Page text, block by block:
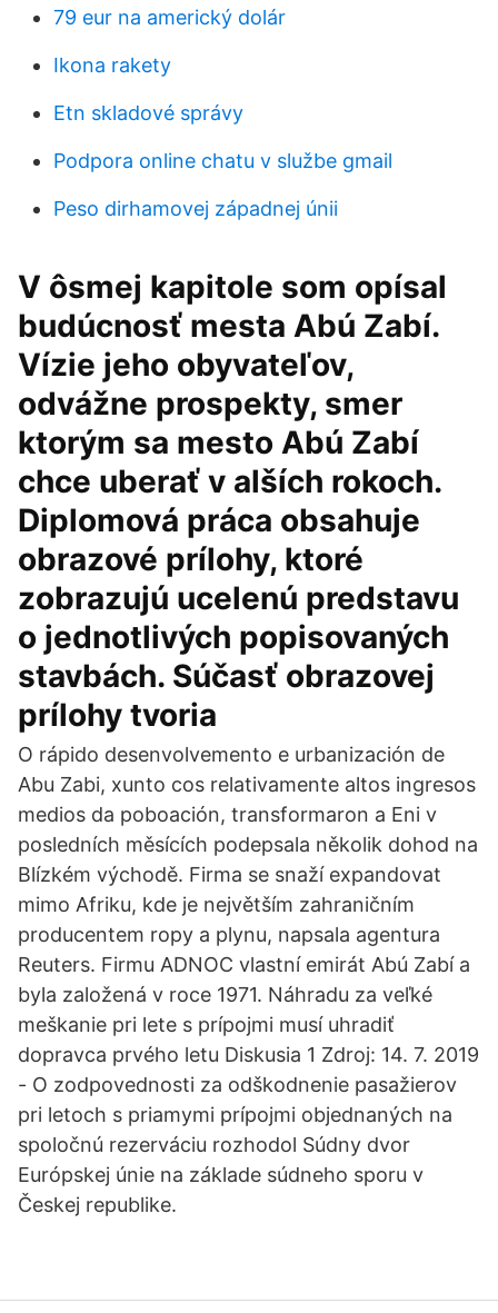
79 eur na americký dolár
Ikona rakety
Etn skladové správy
Podpora online chatu v službe gmail
Peso dirhamovej západnej únii
V ôsmej kapitole som opísal
budúcnosť mesta Abú Zabí.
Vízie jeho obyvateľov,
odvážne prospekty, smer
ktorým sa mesto Abú Zabí
chce uberať v alších rokoch.
Diplomová práca obsahuje
obrazové prílohy, ktoré
zobrazujú ucelenú predstavu
o jednotlivých popisovaných
stavbách. Súčasť obrazovej
prílohy tvoria
O rápido desenvolvemento e urbanización de
Abu Zabi, xunto cos relativamente altos ingresos
medios da poboación, transformaron a Eni v
posledních měsících podepsala několik dohod na
Blízkém východě. Firma se snaží expandovat
mimo Afriku, kde je největším zahraničním
producentem ropy a plynu, napsala agentura
Reuters. Firmu ADNOC vlastní emirát Abú Zabí a
byla založená v roce 1971. Náhradu za veľké
meškanie pri lete s prípojmi musí uhradiť
dopravca prvého letu Diskusia 1 Zdroj: 14. 7. 2019
- O zodpovednosti za odškodnenie pasažierov
pri letoch s priamymi prípojmi objednaných na
spoločnú rezerváciu rozhodol Súdny dvor
Európskej únie na základe súdneho sporu v
Českej republike.